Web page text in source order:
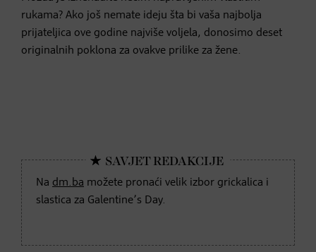
rukama? Ako još nemate ideju šta bi vaša najbolja
prijateljica ove godine najviše voljela, donosimo deset
originalnih poklona za ovakve prilike za žene.
Na dm.ba možete pronaći velik izbor grickalica i
slastica za Galentine’s Day.